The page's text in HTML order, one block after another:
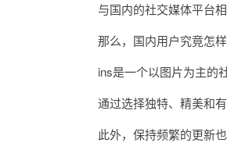
与国内的社交媒体平台相
那么，国内用户究竟怎样
ins是一个以图片为主的社
通过选择独特、精美和有
此外，保持频繁的更新也